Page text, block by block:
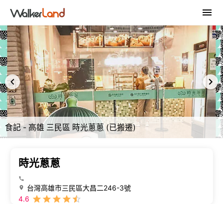
食記 - 高雄 三民區 時光蔥蔥 (已搬遷)
時光蔥蔥
台灣高雄市三民區大昌二246-3號
4.6